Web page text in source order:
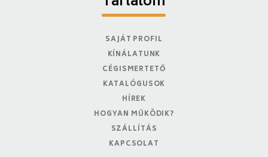
SAJÁT PROFIL
KÍNÁLATUNK
CÉGISMERTETŐ
KATALÓGUSOK
HÍREK
HOGYAN MŰKÖDIK?
SZÁLLÍTÁS
KAPCSOLAT